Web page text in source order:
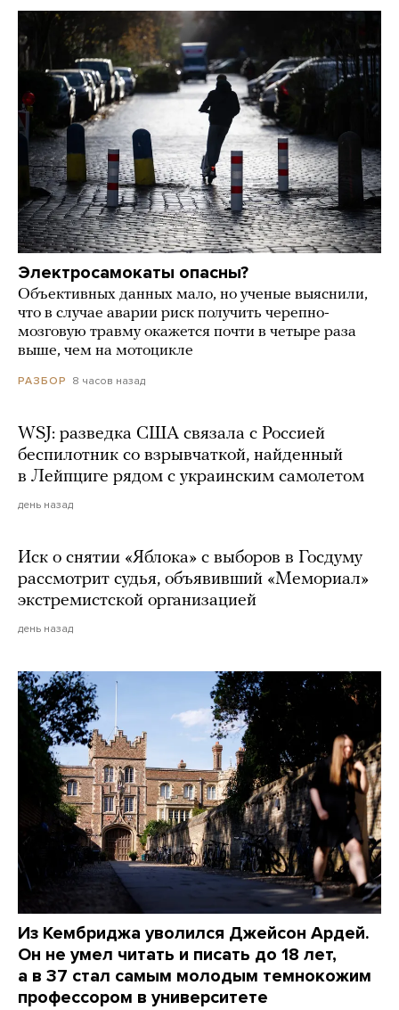
Электросамокаты опасны?
Объективных данных мало, но ученые выяснили,
что в случае аварии риск получить черепно-
мозговую травму окажется почти в четыре раза
выше, чем на мотоцикле
РАЗБОР 8 часов назад
WSJ: разведка США связала с Россией
беспилотник со взрывчаткой, найденный
в Лейпциге рядом с украинским самолетом
день назад
Иск о снятии «Яблока» с выборов в Госдуму
рассмотрит судья, объявивший «Мемориал»
экстремистской организацией
день назад
Из Кембриджа уволился Джейсон Ардей.
Он не умел читать и писать до 18 лет,
а в 37 стал самым молодым темнокожим
профессором в университете